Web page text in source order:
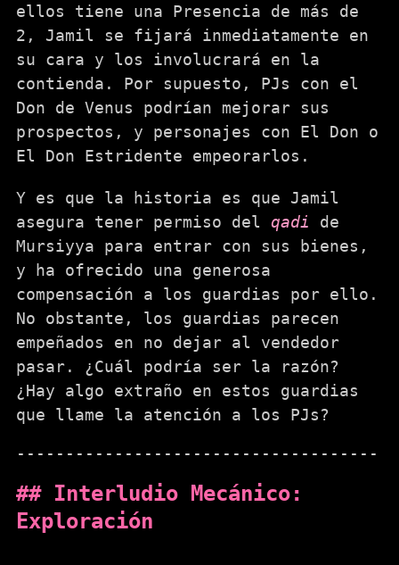
ellos tiene una Presencia de más de
2, Jamil se fijará inmediatamente en
su cara y los involucrará en la
contienda. Por supuesto, PJs con el
Don de Venus podrían mejorar sus
prospectos, y personajes con El Don o
El Don Estridente empeorarlos.
Y es que la historia es que Jamil
asegura tener permiso del qadi de
Mursiyya para entrar con sus bienes,
y ha ofrecido una generosa
compensación a los guardias por ello.
No obstante, los guardias parecen
empeñados en no dejar al vendedor
pasar. ¿Cuál podría ser la razón?
¿Hay algo extraño en estos guardias
que llame la atención a los PJs?
Interludio Mecánico:
Exploración